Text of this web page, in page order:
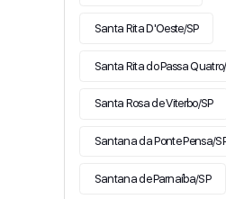
Santa Rita D'Oeste/SP
Santa Rita do Passa
Santa Rosa de Viterbo/SP
Santana da Ponte Pensa/
Santana de Parnaíba/SP